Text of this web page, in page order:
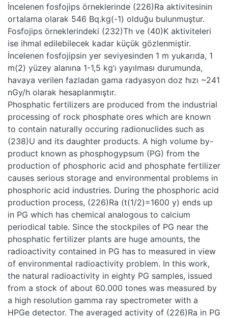
İncelenen fosfojips örneklerinde (226)Ra aktivitesinin
ortalama olarak 546 Bq.kg(-1) olduğu bulunmuştur.
Fosfojips örneklerindeki (232)Th ve (40)K aktiviteleri
ise ihmal edilebilecek kadar küçük gözlenmiştir.
İncelenen fosfojipsin yer seviyesinden 1 m yukarıda, 1
m(2) yüzey alanına 1-1,5 kg’ı yayılması durumunda,
havaya verilen fazladan gama radyasyon doz hızı ~241
nGy/h olarak hesaplanmıştır.
Phosphatic fertilizers are produced from the industrial
processing of rock phosphate ores which are known
to contain naturally occuring radionuclides such as
(238)U and its daughter products. A high volume by-
product known as phosphogypsum (PG) from the
production of phosphoric acid and phosphate fertilizer
causes serious storage and environmental problems in
phosphoric acid industries. During the phosphoric acid
production process, (226)Ra (t(1/2)=1600 y) ends up
in PG which has chemical analogous to calcium
periodical table. Since the stockpiles of PG near the
phosphatic fertilizer plants are huge amounts, the
radioactivity contained in PG has to measured in view
of environmental radioactivity problem. In this work,
the natural radioactivity in eighty PG samples, issued
from a stock of about 60.000 tones was measured by
a high resolution gamma ray spectrometer with a
HPGe detector. The averaged activity of (226)Ra in PG